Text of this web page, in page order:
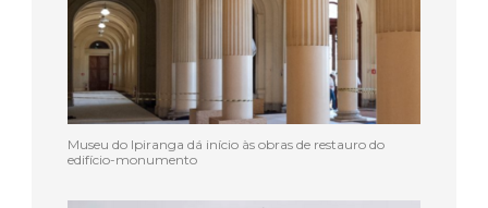
Museu do Ipiranga dá início às obras de restauro do
edifício-monumento